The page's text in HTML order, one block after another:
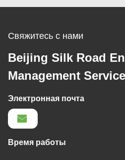
Свяжитесь с нами
Beijing Silk Road
Management
Электронная почта
Время работы